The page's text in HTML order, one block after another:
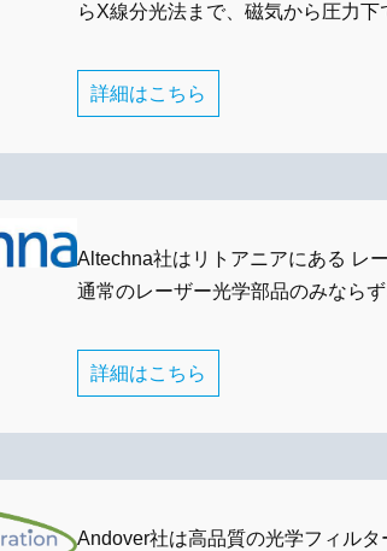
らX線分光法まで、磁気から圧力下
詳細はこちら
Altechna社はリトアニアにある レ
通常のレーザー光学部品のみなら
詳細はこちら
Andover社は高品質の光学フィル